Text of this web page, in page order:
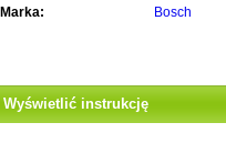
Marka: Bosch
Wyświetlić instrukcję